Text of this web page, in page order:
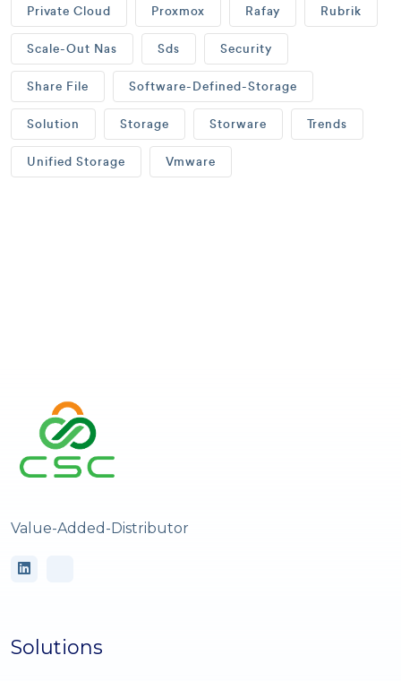
Private Cloud Proxmox Rafay Rubrik
Scale-Out Nas Sds Security
Share File Software-Defined-Storage
Solution Storage Storware Trends
Unified Storage Vmware
Value-Added-Distributor
Solutions